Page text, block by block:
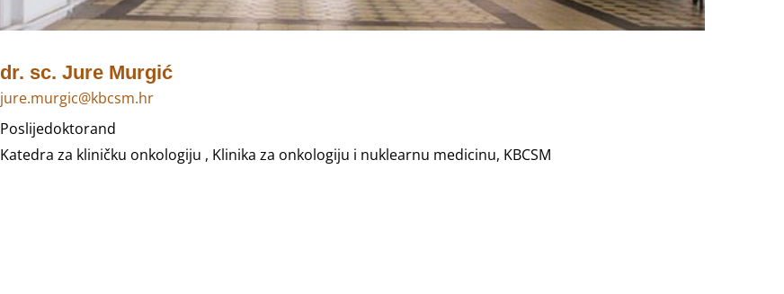
dr. sc. Jure Murgić
jure.murgic@kbcsm.hr
Poslijedoktorand
Katedra za kliničku onkologiju , Klinika za onkologiju i nuklearnu medicinu, KBCSM